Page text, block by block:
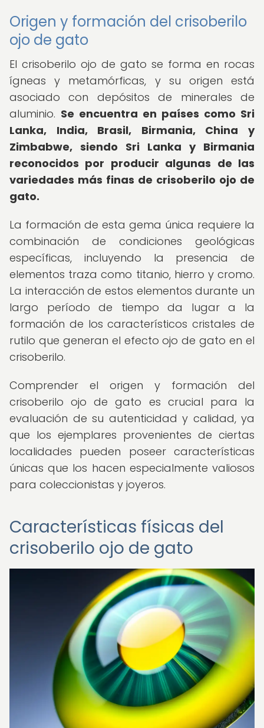
Origen y formación del crisoberilo
ojo de gato
El crisoberilo ojo de gato se forma en rocas
ígneas y metamórficas, y su origen está
asociado con depósitos de minerales de
aluminio. Se encuentra en países como Sri
Lanka, India, Brasil, Birmania, China y
Zimbabwe, siendo Sri Lanka y Birmania
reconocidos por producir algunas de las
variedades más finas de crisoberilo ojo de
gato.
La formación de esta gema única requiere la
combinación de condiciones geológicas
específicas, incluyendo la presencia de
elementos traza como titanio, hierro y cromo.
La interacción de estos elementos durante un
largo período de tiempo da lugar a la
formación de los característicos cristales de
rutilo que generan el efecto ojo de gato en el
crisoberilo.
Comprender el origen y formación del
crisoberilo ojo de gato es crucial para la
evaluación de su autenticidad y calidad, ya
que los ejemplares provenientes de ciertas
localidades pueden poseer características
únicas que los hacen especialmente valiosos
para coleccionistas y joyeros.
Características físicas del
crisoberilo ojo de gato